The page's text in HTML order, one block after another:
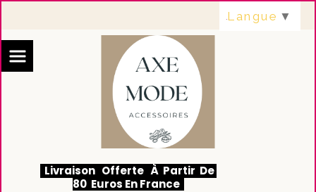
Livraison Offerte À Partir De
80 Euros En France
Langue ▼
Panneau de gestion des cookies